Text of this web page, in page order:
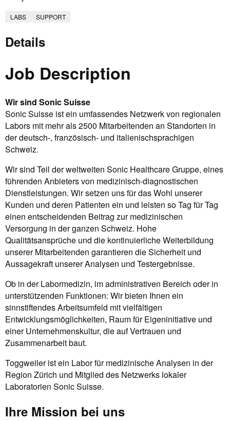
LABS SUPPORT
Details
Job Description
Wir sind Sonic Suisse
Sonic Suisse ist ein umfassendes Netzwerk von regionalen
Labors mit mehr als 2500 Mitarbeitenden an Standorten in
der deutsch-, französisch- und italienischsprachigen
Schweiz.
Wir sind Teil der weltweiten Sonic Healthcare Gruppe, eines
führenden Anbieters von medizinisch-diagnostischen
Dienstleistungen. Wir setzen uns für das Wohl unserer
Kunden und deren Patienten ein und leisten so Tag für Tag
einen entscheidenden Beitrag zur medizinischen
Versorgung in der ganzen Schweiz. Hohe
Qualitätsansprüche und die kontinuierliche Weiterbildung
unserer Mitarbeitenden garantieren die Sicherheit und
Aussagekraft unserer Analysen und Testergebnisse.
Ob in der Labormedizin, im administrativen Bereich oder in
unterstützenden Funktionen: Wir bieten Ihnen ein
sinnstiftendes Arbeitsumfeld mit vielfältigen
Entwicklungsmöglichkeiten, Raum für Eigeninitiative und
einer Unternehmenskultur, die auf Vertrauen und
Zusammenarbeit baut.
Toggweiler ist ein Labor für medizinische Analysen in der
Region Zürich und Mitglied des Netzwerks lokaler
Laboratorien Sonic Suisse.
Ihre Mission bei uns